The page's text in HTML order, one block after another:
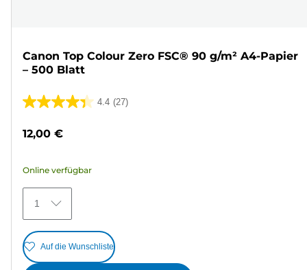
Canon Top Colour Zero FSC® 90 g/m² A4-Papier
– 500 Blatt
4.4 (27)
4.4
27
Bewertungen
12,00 €
Online verfügbar
1
Auf die Wunschliste